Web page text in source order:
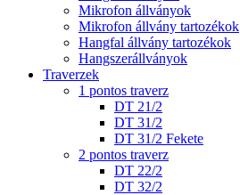
Mikrofon állványok
Mikrofon állvány tartozékok
Hangfal állvány tartozékok
Hangszerállványok
Traverzek
1 pontos traverz
DT 21/2
DT 31/2
DT 31/2 Fekete
2 pontos traverz
DT 22/2
DT 32/2